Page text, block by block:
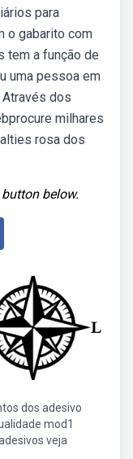
para
o gabarito com
tem a função de
uma pessoa em
dos
milhares
rosa dos
below.
dos adesivo
mod1
veja